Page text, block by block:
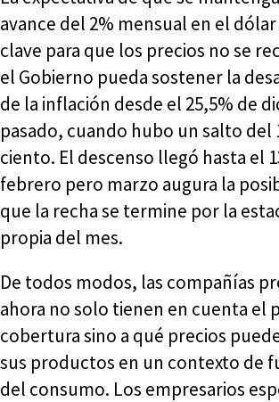
avance del 2% mensual en el
clave para que los precios no se
el Gobierno pueda sostener la
de la inflación desde el 25,5% de
pasado, cuando hubo un salto del
ciento. El descenso llegó hasta el
febrero pero marzo augura la
que la recha se termine por la
propia del mes.
De todos modos, las compañías
ahora no solo tienen en cuenta el
cobertura sino a qué precios
sus productos en un contexto de
del consumo. Los empresarios